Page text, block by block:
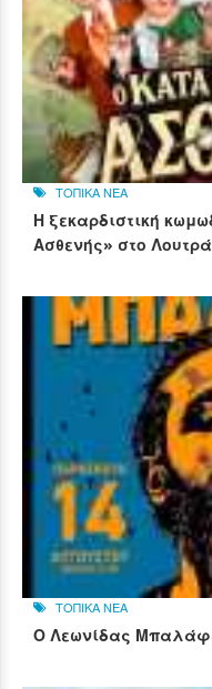
ΤΟΠΙΚΑ ΝΕΑ
Η ξεκαρδιστική
Ασθενής» στο
ΤΟΠΙΚΑ ΝΕΑ
Ο Λεωνίδας